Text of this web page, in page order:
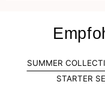
SUMMER
STARTER